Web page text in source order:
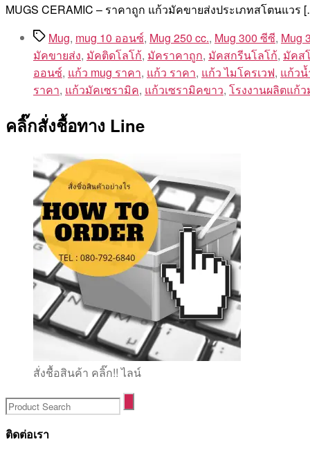
MUGS CERAMIC – ราคาถูก แก้วมัคขายส่งประเภทสโตนแวร
TagsMug, mug 10 ออนซ์, Mug 250 cc., Mug 300 ซีซี, Mug
มัคขายส่ง, มัคติดโลโก้, มัคราคาถูก, มัคสกรีนโลโก้, มัคส
ออนซ์, แก้ว mug ราคา, แก้ว ราคา, แก้ว ไมโครเวฟ, แก้วน้
ราคา, แก้วมัคเซรามิค, แก้วเซรามิคขาว, โรงงานผลิตแก้
คลิ๊กสั่งชื้อทาง Line
สั่งชื้อสินค้า คลิ๊ก!! ไลน์
ติดต่อเรา